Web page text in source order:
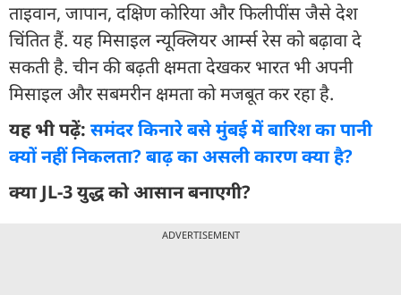
ताइवान, जापान, दक्षिण कोरिया और फिलीपींस जैसे देश
चिंतित हैं. यह मिसाइल न्यूक्लियर आर्म्स रेस को बढ़ावा दे
सकती है. चीन की बढ़ती क्षमता देखकर भारत भी अपनी
मिसाइल और सबमरीन क्षमता को मजबूत कर रहा है.
यह भी पढ़ें: समंदर किनारे बसे मुंबई में बारिश का पानी
क्यों नहीं निकलता? बाढ़ का असली कारण क्या है?
क्या JL-3 युद्ध को आसान बनाएगी?
ADVERTISEMENT